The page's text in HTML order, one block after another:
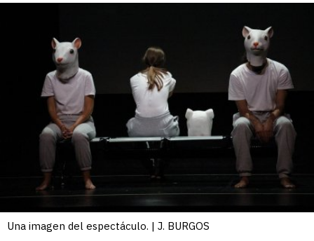
Una imagen del espectáculo. | J. BURGOS